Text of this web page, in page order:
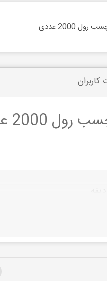
کاربران